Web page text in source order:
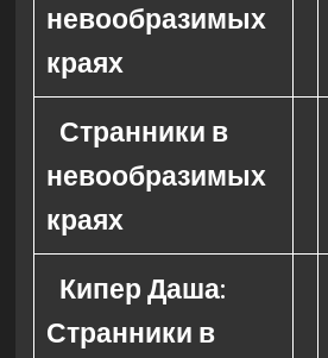
невообразимых
краях
Странники в
невообразимых
краях
Кипер Даша:
Странники в